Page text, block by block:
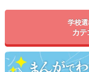
学校
カテ